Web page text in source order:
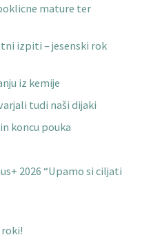
mature ter
izpiti – jesenski rok
iz kemije
tudi naši dijaki
koncu pouka
2026 “Upamo si ciljati